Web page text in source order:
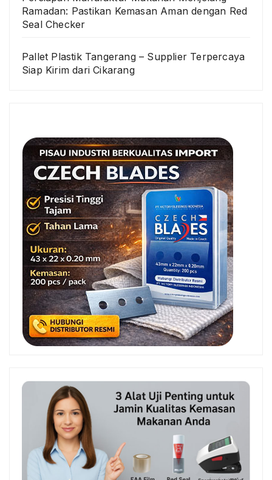
Ramadan: Pastikan Kemasan Aman dengan Red
Seal Checker
Pallet Plastik Tangerang – Supplier Terpercaya
Siap Kirim dari Cikarang